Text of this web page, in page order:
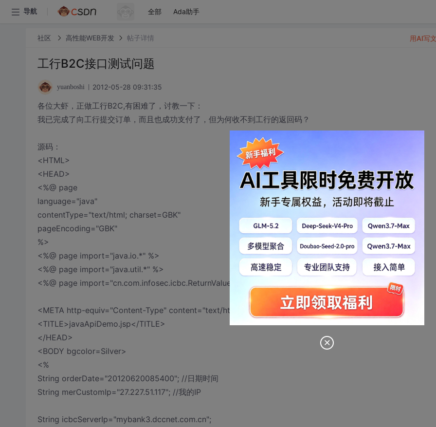
导航 全部 Ada助手
社区 高性能WEB开发 帖子详情
工行B2C接口测试问题
yuanboshi 2012-05-28 09:31:35
各位大虾，正做工行B2C,有困难了，讨教一下：
我已完成了向工行提交订单，而且也成功支付了，但为何收不到工行的返回码？
源码：
<HTML>
<HEAD>
<%@ page
language="java"
contentType="text/html; charset=GBK"
pageEncoding="GBK"
%>
<%@ page import="java.io.*" %>
<%@ page import="java.util.*" %>
<%@ page import="cn.com.infosec.icbc.ReturnValue" %>
<META http-equiv="Content-Type" content="text/html; charset=GBK">
<TITLE>javaApiDemo.jsp</TITLE>
</HEAD>
<BODY bgcolor=Silver>
<%
String orderDate="20120620085400"; //日期时间
String merCustomIp="27.227.51.117"; //我的IP
String icbcServerIp="mybank3.dccnet.com.cn";
用AI写